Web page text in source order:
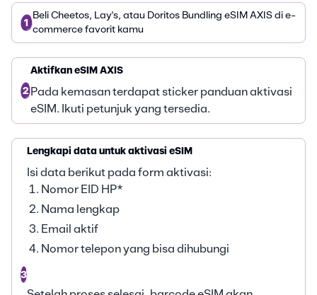
1
Beli Cheetos, Lay's, atau Doritos Bundling eSIM AXIS di e-
commerce favorit kamu
2
Aktifkan eSIM AXIS
Pada kemasan terdapat sticker panduan aktivasi
eSIM. Ikuti petunjuk yang tersedia.
3
Lengkapi data untuk aktivasi eSIM
Isi data berikut pada form aktivasi:
Nomor EID HP*
Nama lengkap
Email aktif
Nomor telepon yang bisa dihubungi